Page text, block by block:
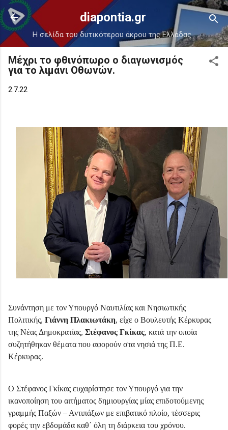
Μετάβαση στο κύριο περιεχόμενο
diapontia.gr
Η σελίδα του δυτικότερου άκρου της Ελλάδας.
Μέχρι το φθινόπωρο ο διαγωνισμός
για το λιμάνι Οθωνών.
2.7.22
Συνάντηση με τον Υπουργό Ναυτιλίας και Νησιωτικής
Πολιτικής, Γιάννη Πλακιωτάκη, είχε ο Βουλευτής Κέρκυρας
της Νέας Δημοκρατίας, Στέφανος Γκίκας, κατά την οποία
συζητήθηκαν θέματα που αφορούν στα νησιά της Π.Ε.
Κέρκυρας.
Ο Στέφανος Γκίκας ευχαρίστησε τον Υπουργό για την
ικανοποίηση του αιτήματος δημιουργίας μίας επιδοτούμενης
γραμμής Παξών – Αντιπάξων με επιβατικό πλοίο, τέσσερις
φορές την εβδομάδα καθ΄ όλη τη διάρκεια του χρόνου.